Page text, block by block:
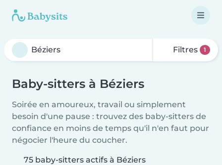
Filtres 1
Baby-sitters à Béziers
Soirée en amoureux, travail ou simplement
besoin d'une pause : trouvez des baby-sitters de
confiance en moins de temps qu'il n'en faut pour
négocier l'heure du coucher.
75 baby-sitters actifs à Béziers